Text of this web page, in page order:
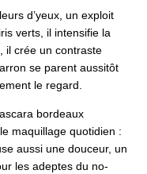
d’yeux, un exploit
verts, il intensifie la
il crée un contraste
se parent aussitôt
le regard.
bordeaux
maquillage quotidien :
aussi une douceur, un
les adeptes du no-